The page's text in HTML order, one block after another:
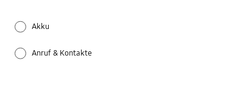
Akku
Anruf & Kontakte